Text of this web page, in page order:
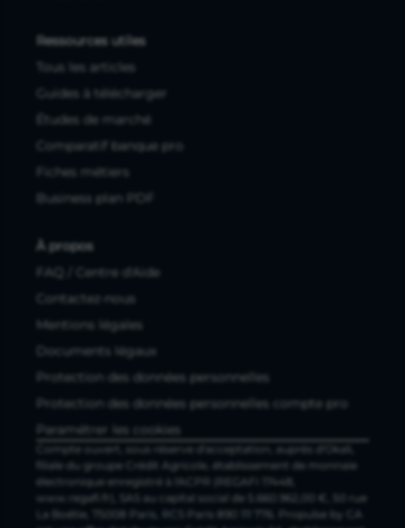
Ressources utiles
Tous les articles
Guides à télécharger
Études de marché
Comparatif banque pro
Fiches métiers
Business plan PDF
À propos
FAQ / Centre d'Aide
Contactez-nous
Mentions légales
Documents légaux
Protection des données personnelles
Protection des données personnelles compte pro
Paramétrer les cookies
Compte ouvert, sous réserve d'acceptation, auprès d'Okali,
filiale du groupe Crédit Agricole, établissement de monnaie
électronique enregistré à l'ACPR (REGAFI 17448,
www.regafi.fr), SAS au capital social de 5.660.962,00 €, 50 rue
La Boétie, 75008 Paris, RCS Paris 890 111 776. Propulse by CA